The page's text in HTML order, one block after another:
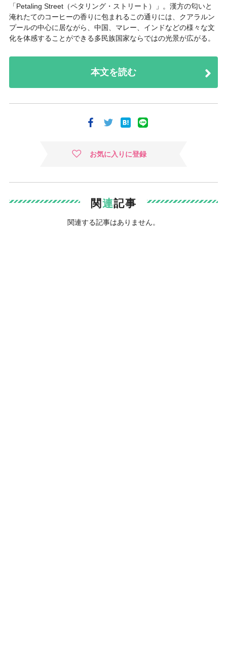
「Petaling Street（ペタリング・ストリート）
」。漢方の匂いと
淹れたてのコーヒーの香りに包まれるこの通りには、クアラルン
プールの中心に居ながら、中国、マレー、インドなどの様々な文
化を体感することができる多民族国家ならではの光景が広がる。
本文を読む
お気に入りに登録
関連記事
関連する記事はありません。